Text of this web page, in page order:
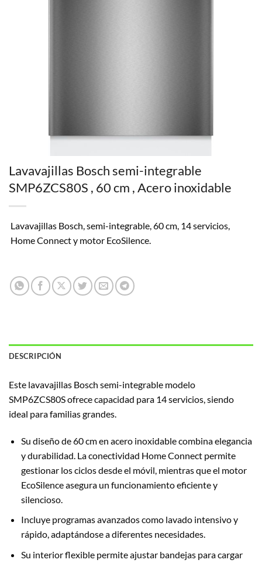
Lavavajillas Bosch semi-integrable
SMP6ZCS80S , 60 cm , Acero inoxidable
Lavavajillas Bosch, semi-integrable, 60 cm, 14 servicios,
Home Connect y motor EcoSilence.
DESCRIPCIÓN
Este lavavajillas Bosch semi-integrable modelo
SMP6ZCS80S ofrece capacidad para 14 servicios, siendo
ideal para familias grandes.
Su diseño de 60 cm en acero inoxidable combina elegancia
y durabilidad. La conectividad Home Connect permite
gestionar los ciclos desde el móvil, mientras que el motor
EcoSilence asegura un funcionamiento eficiente y
silencioso.
Incluye programas avanzados como lavado intensivo y
rápido, adaptándose a diferentes necesidades.
Su interior flexible permite ajustar bandejas para cargar